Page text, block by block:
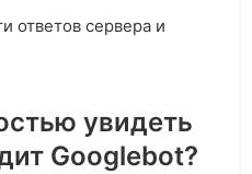
ответов сервера и
увидеть
Googlebot?